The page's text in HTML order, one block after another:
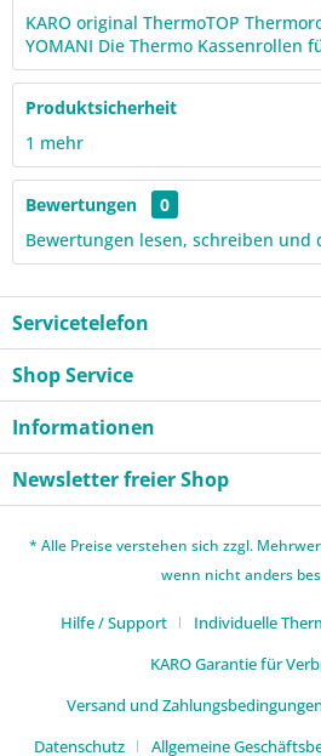
KARO original ThermoTOP
YOMANI Die Thermo Kassenrollen
Produktsicherheit
1 mehr
Bewertungen
0
Bewertungen lesen, schreiben und
Servicetelefon
Shop Service
Informationen
Newsletter freier Shop
* Alle Preise verstehen sich zzgl.
wenn nicht anders
Hilfe / Support Individuelle
KARO Garantie für
Versand und Zahlungsbedingungen
Datenschutz
Allgemeine